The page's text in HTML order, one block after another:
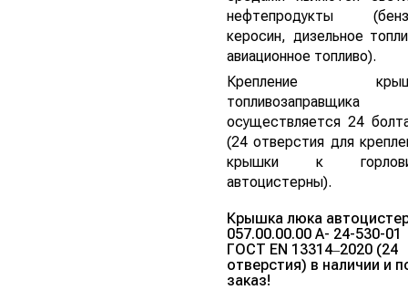
нефтепродукты
керосин, дизельное
авиационное топливо).
Крепление
топливозаправщика
осуществляется 24
(24 отверстия для
крышки к
автоцистерны).
Крышка люка
057.00.00.00 А- 24-530-01
ГОСТ EN 13314‒2020 (24
отверстия) в наличии и
заказ!